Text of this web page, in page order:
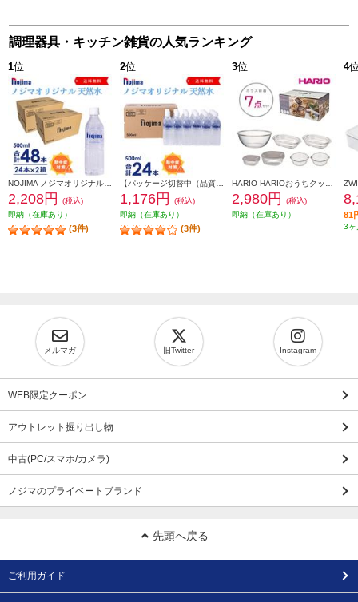
調理器具・キッチン雑貨の人気ランキング
1位
2,208円
(税込)
即納（在庫あり）
(3件)
2位
1,176円
(税込)
即納（在庫あり）
(3件)
3位
2,980円
(税込)
即納（在庫あり）
4
81
3ヶ
メルマガ 旧Twitter Instagram
WEB限定クーポン
アウトレット掘り出し物
中古(PC/スマホ/カメラ)
ノジマのプライベートブランド
先頭へ戻る
ご利用ガイド